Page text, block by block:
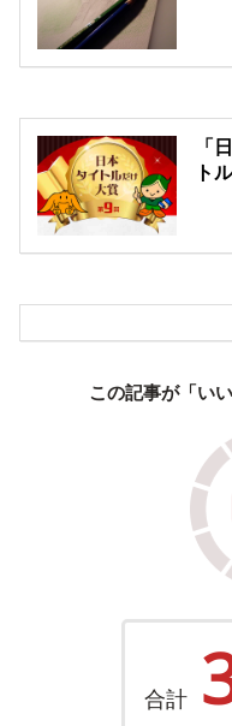
「
ト
この記事が「い
合計